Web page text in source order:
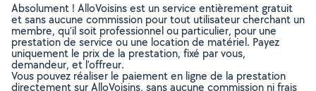
Absolument ! AlloVoisins est un service entièrement gratuit
et sans aucune commission pour tout utilisateur cherchant un
membre, qu’il soit professionnel ou particulier, pour une
prestation de service ou une location de matériel. Payez
uniquement le prix de la prestation, fixé par vous,
demandeur, et l’offreur.
Vous pouvez réaliser le paiement en ligne de la prestation
directement sur AlloVoisins, sans aucune commission ni frais